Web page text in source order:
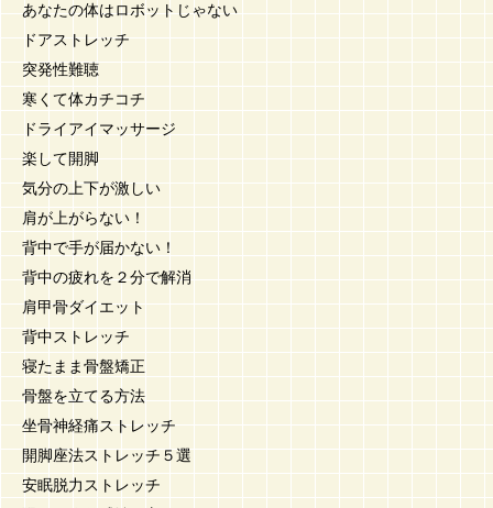
あなたの体はロボットじゃない
ドアストレッチ
突発性難聴
寒くて体カチコチ
ドライアイマッサージ
楽して開脚
気分の上下が激しい
肩が上がらない！
背中で手が届かない！
背中の疲れを２分で解消
肩甲骨ダイエット
背中ストレッチ
寝たまま骨盤矯正
骨盤を立てる方法
坐骨神経痛ストレッチ
開脚座法ストレッチ５選
安眠脱力ストレッチ